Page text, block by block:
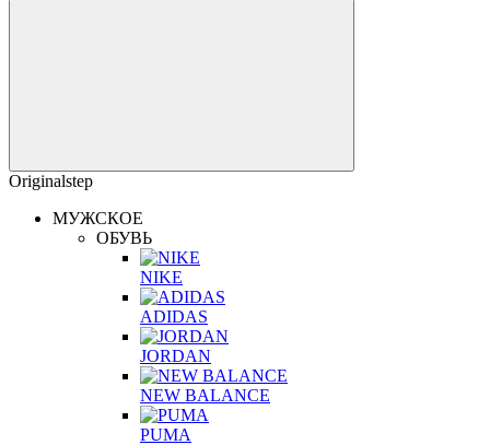
Originalstep
МУЖСКОЕ
ОБУВЬ
NIKE
ADIDAS
JORDAN
NEW BALANCE
PUMA